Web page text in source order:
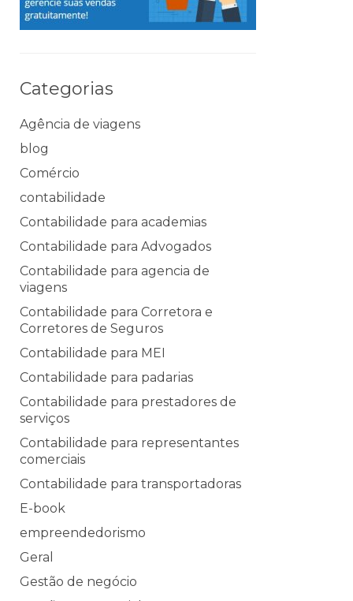
Categorias
Agência de viagens
blog
Comércio
contabilidade
Contabilidade para academias
Contabilidade para Advogados
Contabilidade para agencia de
viagens
Contabilidade para Corretora e
Corretores de Seguros
Contabilidade para MEI
Contabilidade para padarias
Contabilidade para prestadores de
serviços
Contabilidade para representantes
comerciais
Contabilidade para transportadoras
E-book
empreendedorismo
Geral
Gestão de negócio